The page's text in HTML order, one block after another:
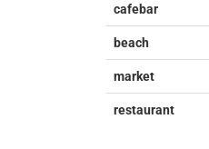
cafebar
beach
market
restaurant